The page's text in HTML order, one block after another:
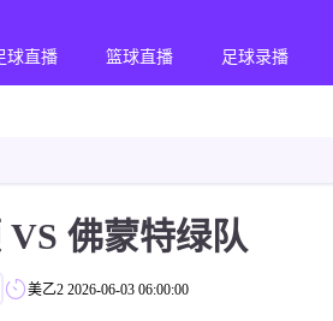
球直播 篮球直播 足球录播
VS 佛蒙特绿队
美乙2 2026-06-03 06:00:00